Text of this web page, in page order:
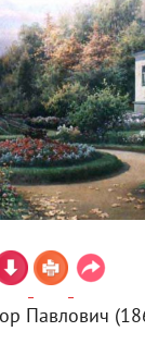
Павлович